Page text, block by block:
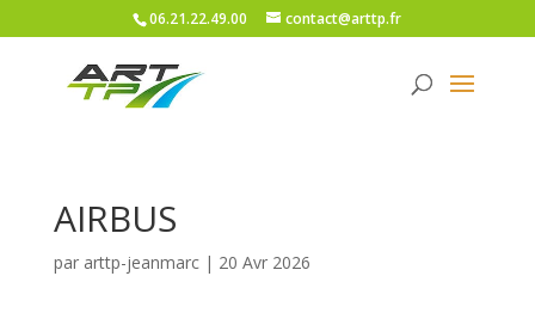
06.21.22.49.00 contact@arttp.fr
AIRBUS
par arttp-jeanmarc| 20 Avr 2026